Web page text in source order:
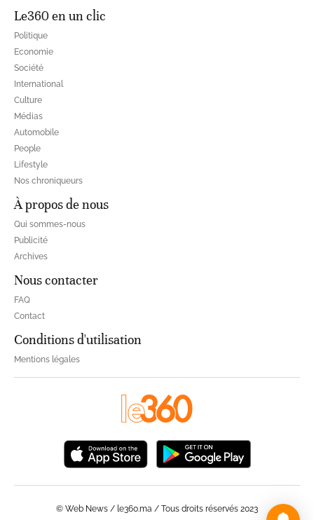
Le360 en un clic
Politique
Economie
Société
International
Culture
Médias
Automobile
People
Lifestyle
Nos chroniqueurs
À propos de nous
Qui sommes-nous
Publicité
Archives
Nous contacter
FAQ
Contact
Conditions d'utilisation
Mentions légales
© Web News / le360.ma / Tous droits réservés 2023